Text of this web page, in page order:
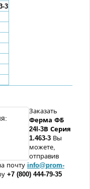
3
Заказать
Ферма ФБ
24I -3В Серия
1.463-3 Вы
можете,
отправив
почту info@prom-
+7 (800) 444-79-35